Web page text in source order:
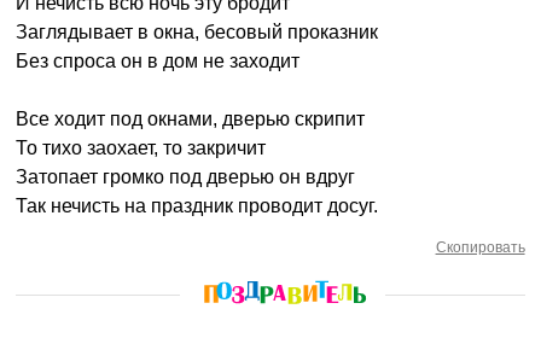
Заглядывает в окна, бесовый проказник
Без спроса он в дом не заходит
Все ходит под окнами, дверью скрипит
То тихо заохает, то закричит
Затопает громко под дверью он вдруг
Так нечисть на праздник проводит досуг.
Скопировать